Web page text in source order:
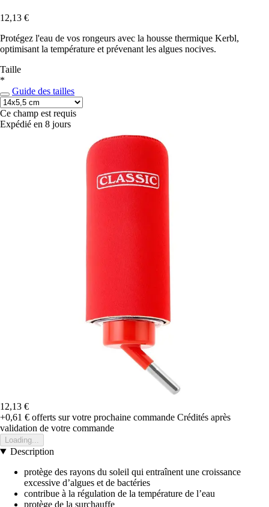
12,13 €
Protégez l'eau de vos rongeurs avec la housse thermique Kerbl,
optimisant la température et prévenant les algues nocives.
Taille
*
Guide des tailles
Ce champ est requis
Expédié en 8 jours
12,13 €
+0,61 € offerts sur votre prochaine commande Crédités après
validation de votre commande
Loading...
Description
protège des rayons du soleil qui entraînent une croissance
excessive d’algues et de bactéries
contribue à la régulation de la température de l’eau
protège de la surchauffe